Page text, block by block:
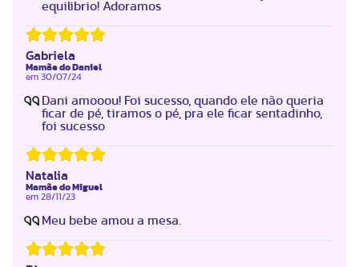
equilibrio! Adoramos
Gabriela
Mamãe do Daniel
em 30/07/24
Dani amooou! Foi sucesso, quando ele não queria
ficar de pé, tiramos o pé, pra ele ficar sentadinho,
foi sucesso
Natalia
Mamãe do Miguel
em 28/11/23
Meu bebe amou a mesa.